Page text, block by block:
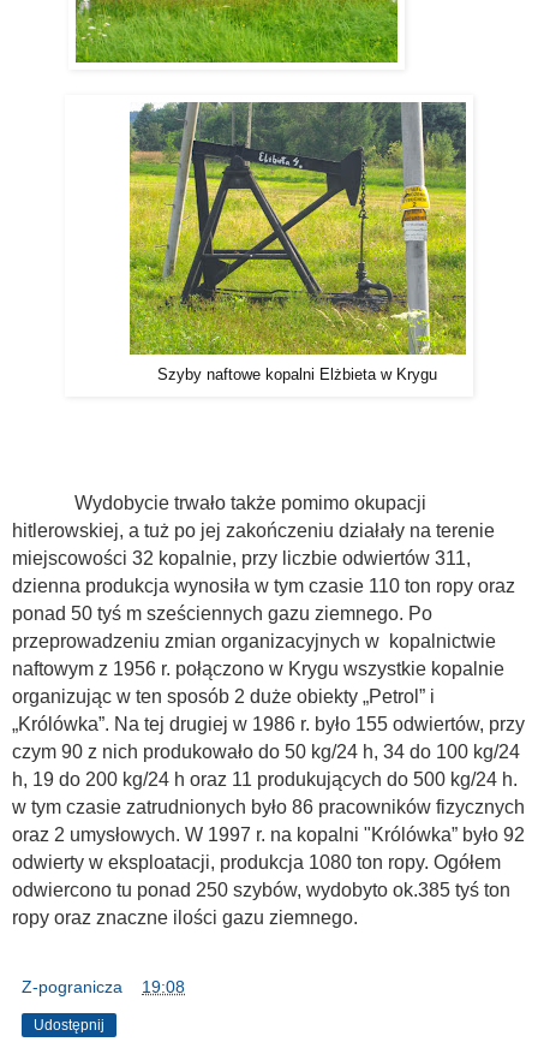
Szyby naftowe kopalni Elżbieta w Krygu
Wydobycie trwało także pomimo okupacji
hitlerowskiej, a tuż po jej zakończeniu działały na terenie
miejscowości 32 kopalnie, przy liczbie odwiertów 311,
dzienna produkcja wynosiła w tym czasie 110 ton ropy oraz
ponad 50 tyś m sześciennych gazu ziemnego. Po
przeprowadzeniu zmian organizacyjnych w kopalnictwie
naftowym z 1956 r. połączono w Krygu wszystkie kopalnie
organizując w ten sposób 2 duże obiekty „Petrol” i
„Królówka”. Na tej drugiej w 1986 r. było 155 odwiertów, przy
czym 90 z nich produkowało do 50 kg/24 h, 34 do 100 kg/24
h, 19 do 200 kg/24 h oraz 11 produkujących do 500 kg/24 h.
w tym czasie zatrudnionych było 86 pracowników fizycznych
oraz 2 umysłowych. W 1997 r. na kopalni "Królówka” było 92
odwierty w eksploatacji, produkcja 1080 ton ropy. Ogółem
odwiercono tu ponad 250 szybów, wydobyto ok.385 tyś ton
ropy oraz znaczne ilości gazu ziemnego.
Z-pogranicza 19:08
Udostępnij